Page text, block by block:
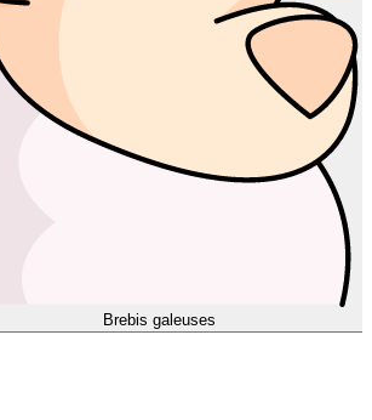
Brebis galeuses